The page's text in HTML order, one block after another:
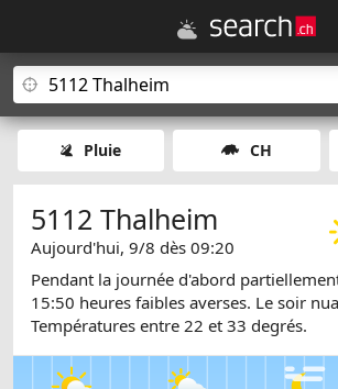
Pluie CH
5112 Thalheim
Aujourd'hui, 9/8 dès 09:20
Pendant la journée d'abord
15:50 heures faibles averses. Le soir
Températures entre 22 et 33 degrés.